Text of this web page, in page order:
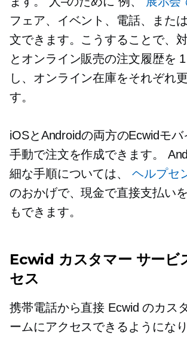
フェア、イベント、電話、また
文できます。こうすることで、
とオンライン販売の注文履歴を
し、オンライン在庫をそれぞれ
す。
iOSとAndroidの両方のEcwidモ
手動で注文を作成できます。
細な手順については、 ヘルプセ
のおかげで、現金で直接支払い
もできます。
Ecwid カスタマー サービ
セス
携帯電話から直接 Ecwid のカス
ームにアクセスできるようになり